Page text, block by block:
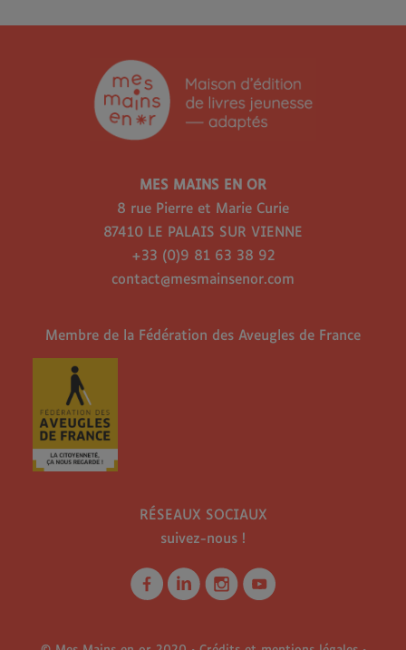
MES MAINS EN OR
8 rue Pierre et Marie Curie
87410 LE PALAIS SUR VIENNE
+33 (0)9 81 63 38 92
contact@mesmainsenor.com
Membre de la Fédération des Aveugles de France
RÉSEAUX SOCIAUX
suivez-nous !